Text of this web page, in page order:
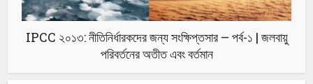
IPCC ২০১৩: নীতিনির্ধারকদের জন্য সংক্ষিপ্তসার – পর্ব-১ | জলবায়ু
পরিবর্তনের অতীত এবং বর্তমান